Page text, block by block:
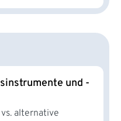
und -
alternative